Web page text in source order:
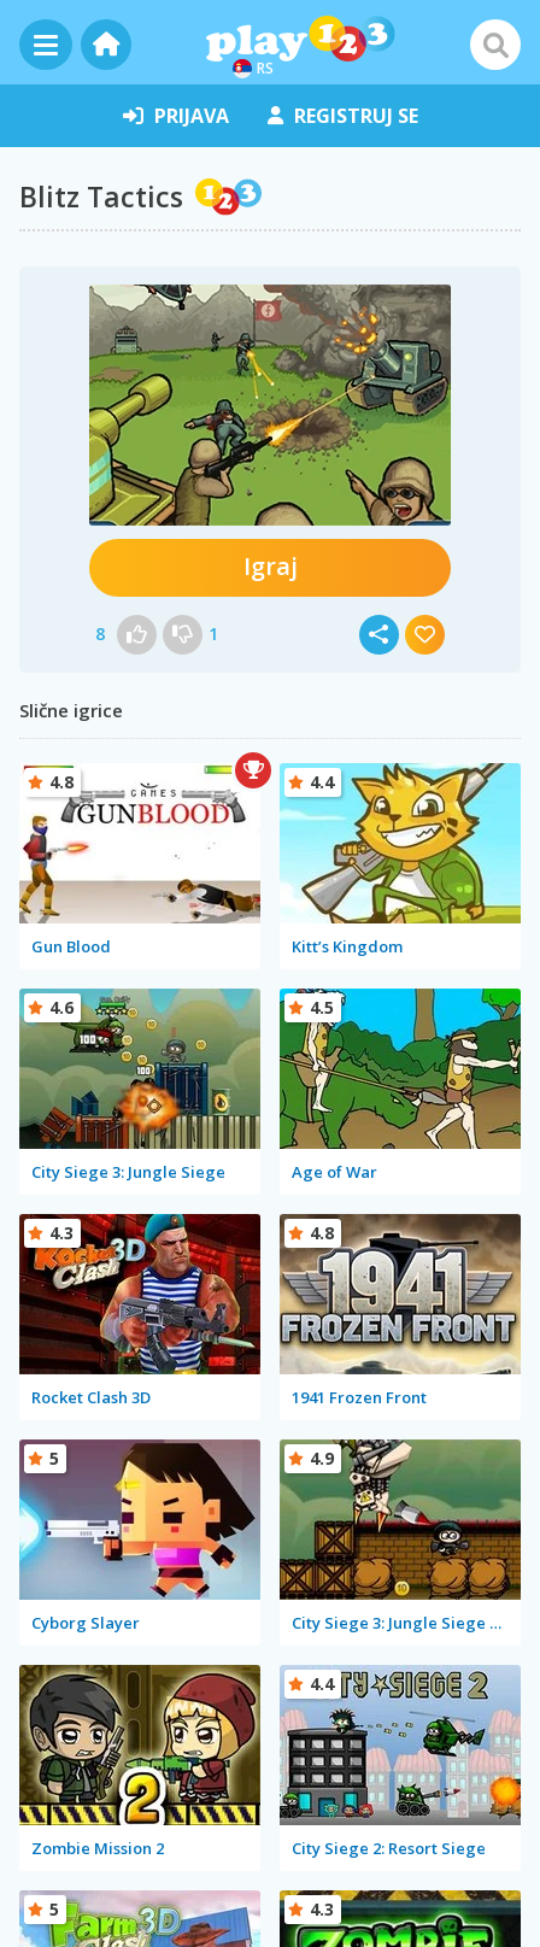
RS
PRIJAVA REGISTRUJ SE
Blitz Tactics
Igraj
8 1
Slične igrice
Gun Blood
4.8
Kitt’s Kingdom
4.4
City Siege 3: Jungle Siege
4.6
Age of War
4.5
Rocket Clash 3D
4.3
1941 Frozen Front
4.8
Cyborg Slayer
5
City Siege 3: Jungle Siege Fubar Level Pack
4.9
Zombie Mission 2 City Siege 2: Resort Siege
4.4
5 4.3